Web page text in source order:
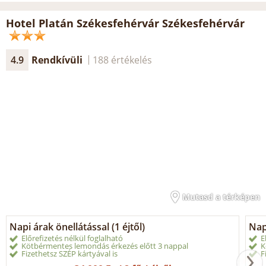
Hotel Platán Székesfehérvár Székesfehérvár
4.9 Rendkívüli 188 értékelés
Mutasd a térképen
Napi árak önellátással (1 éjtől)
Előrefizetés nélkül foglalható
Kötbérmentes lemondás érkezés előtt 3 nappal
Fizethetsz SZÉP kártyával is